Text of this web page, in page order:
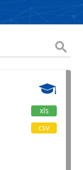
xls
csv